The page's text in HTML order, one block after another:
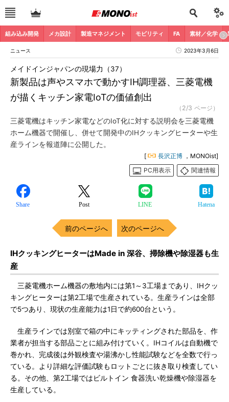
組み込み開発 メカ設計 製造マネジメント モビリティ FA 素材／化学
ニュース 2023年3月6日
新製品は声やスマホで動かすIH調理器、三菱電機
が描くキッチン家電IoTの価値創出
メイドインジャパンの現場力（37）
（2/3 ページ）
三菱電機はキッチン家電などのIoT化に対する説明会を三菱電機
ホーム機器で開催し、併せて開発中のIHクッキングヒーターや生
産ラインを報道陣に公開した。
[ 長沢正博 ，MONOist]
PC用表示
関連情報
Share Post LINE Hatena
前のページへ 次のページへ
IHクッキングヒーターはMade in 深谷、掃除機や除湿器も生
産
三菱電機ホーム機器の敷地内には第1～3工場まであり、IHクッ
キングヒーターは第2工場で生産されている。生産ラインは全部
で5つあり、現状の生産能力は1日で約600台という。
生産ラインでは別室で箱の中にキッティングされた部品を、作
業者が担当する部品ごとに組み付けていく。IHコイルは自動機で
巻かれ、完成後は外観検査や湯沸かし性能試験などを全数で行っ
ている。より詳細な評価試験もロットごとに抜き取り検査してい
る。その他、第2工場ではビルトイン 食器洗い乾燥機や除湿器を
生産している。